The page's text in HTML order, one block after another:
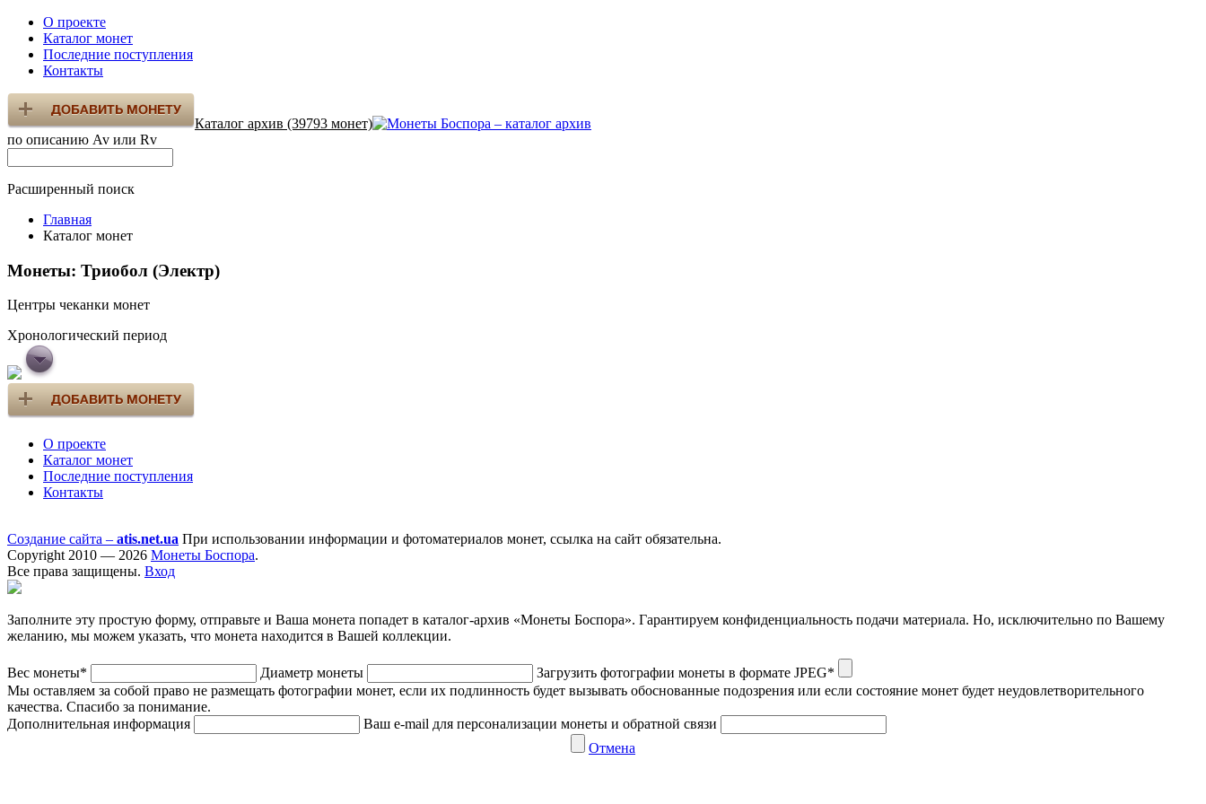
О проекте
Каталог монет
Последние поступления
Контакты
Каталог архив (39793 монет)
по описанию Av или Rv
Расширенный поиск
Главная
Каталог монет
Монеты: Триобол (Электр)
Центры чеканки монет
Хронологический период
О проекте
Каталог монет
Последние поступления
Контакты
Создание сайта – atis.net.ua При использовании информации и фотоматериалов монет, ссылка на сайт обязательна.
Copyright 2010 — 2026 Монеты Боспора.
Все права защищены. Вход
Заполните эту простую форму, отправьте и Ваша монета попадет в каталог-архив «Монеты Боспора». Гарантируем конфиденциальность подачи материала. Но, исключительно по Вашему
желанию, мы можем указать, что монета находится в Вашей коллекции.
Вес монеты* Диаметр монеты
Загрузить фотографии монеты в формате JPEG*
Мы оставляем за собой право не размещать фотографии монет, если их подлинность будет вызывать обоснованные подозрения или если состояние монет будет неудовлетворительного
качества. Спасибо за понимание.
Дополнительная информация
Ваш e-mail для персонализации монеты и обратной связи
Отмена